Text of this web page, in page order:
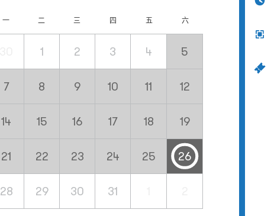
一 二 三 四 五 六
1 2 3 4 5
7 8 9 10 11 12
14 15 16 17 18 19
21 22 23 24 25 26
28 29 30 31